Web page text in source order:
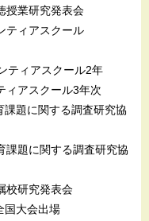
授業研究発表会
ティアスクール
ィアスクール2年
ィアスクール3年次
題に関する調査研究協
課題に関する調査研究協
校研究発表会
大会出場